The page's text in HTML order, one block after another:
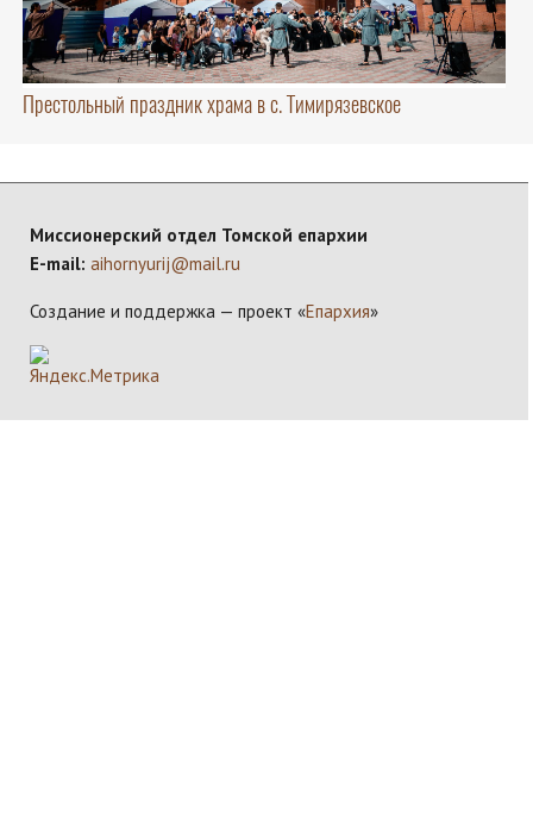
Престольный праздник храма в с. Тимирязевское
Миссионерский отдел Томской епархии
E-mail: aihornyurij@mail.ru
Создание и поддержка — проект «Епархия»